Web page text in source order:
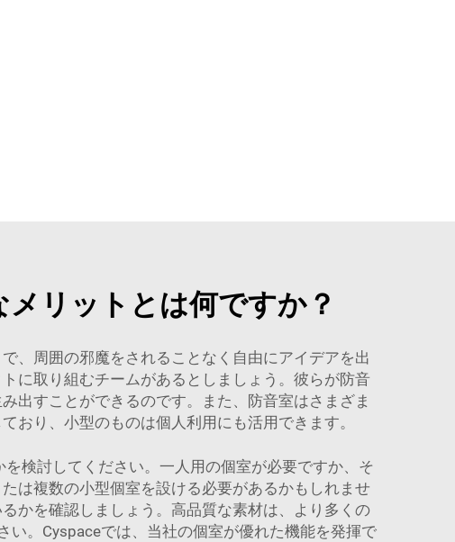
リットとは何ですか？
、周囲の邪魔をされることなく自由にアイデアを出
に取り組むチームがあるとしましょう。彼らが防音
出すことができるのです。また、防音室はさまざま
おり、小型のものは個人利用にも活用できます。
検討してください。一人用の個室が必要ですか、そ
は複数の小型個室を設ける必要があるかもしれませ
かを確認しましょう。高品質な素材は、より多くの
。Cyspaceでは、当社の個室が優れた機能を発揮で